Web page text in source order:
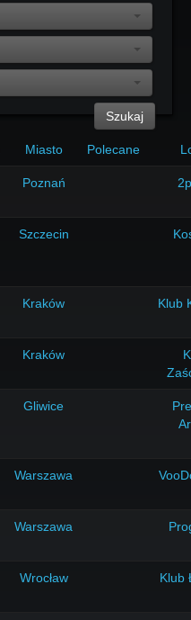
Szukaj
Miasto Polecane
Poznań
Szczecin
Kraków Klub
Kraków
Gliwice
Warszawa
Warszawa
Wrocław Klub